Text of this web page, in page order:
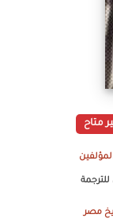
متاح
للترجمة
مصر